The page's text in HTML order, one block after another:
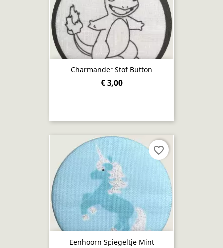
Charmander Stof Button
€ 3,00
Eenhoorn Spiegeltje Mint
favorite_border